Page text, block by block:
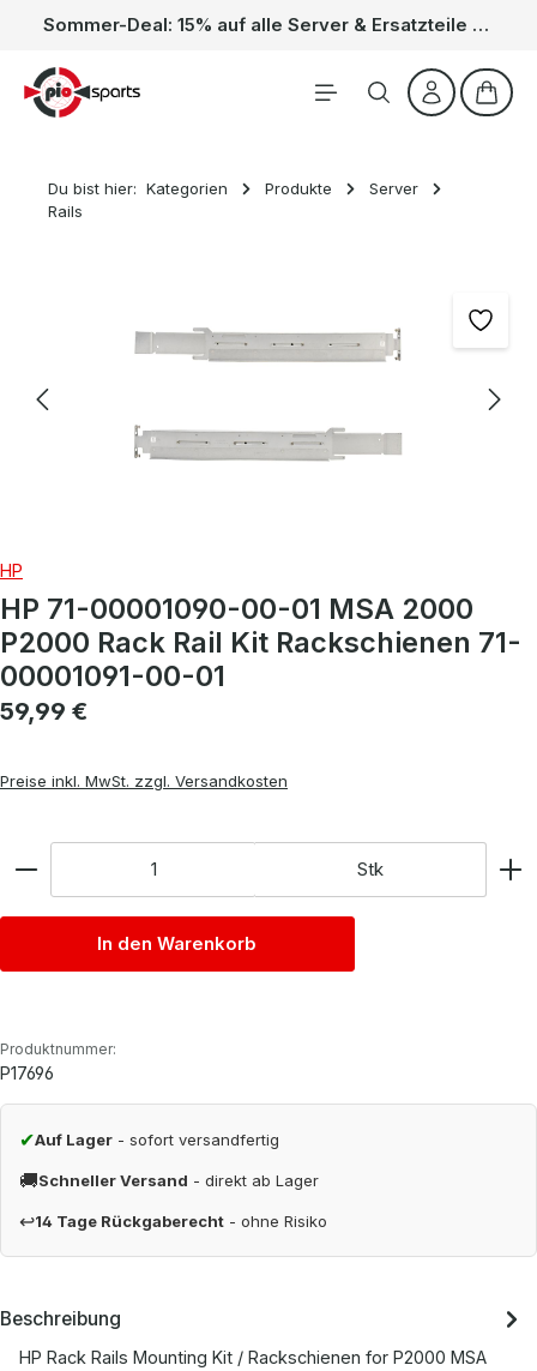
Zum Hauptinhalt springen Sommer-Deal: 15% auf alle Server & Ersatzteile – Kein Code nötig, der Rabatt wird automatisch im Warenkorb abgezogen. Gültig vom 01.06. bis 31.08.
Du bist hier: Kategorien Produkte
Server
Rails
HP
HP 71-00001090-00-01 MSA 2000
P2000 Rack Rail Kit Rackschienen 71-
00001091-00-01
Regulärer Preis:
59,99 €
Preise inkl. MwSt. zzgl. Versandkosten
Stk
In den Warenkorb
Produktnummer:
P17696
✔Auf Lager - sofort versandfertig
🚚Schneller Versand - direkt ab Lager
↩14 Tage Rückgaberecht - ohne Risiko
Beschreibung
HP Rack Rails Mounting Kit / Rackschienen for P2000 MSA